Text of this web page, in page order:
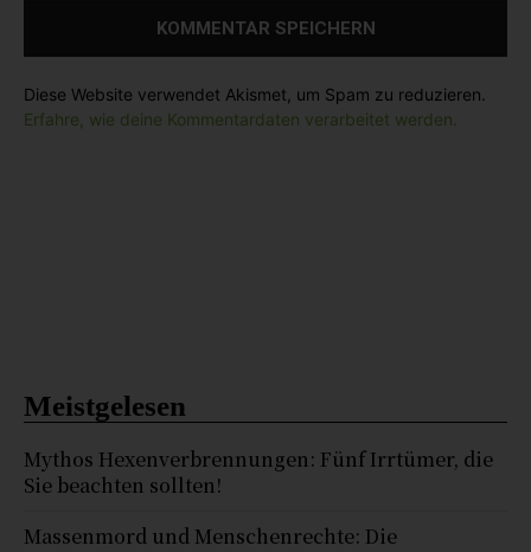
Diese Website verwendet Akismet, um Spam zu reduzieren.
Erfahre, wie deine Kommentardaten verarbeitet werden.
Meistgelesen
Mythos Hexenverbrennungen: Fünf Irrtümer, die
Sie beachten sollten!
Massenmord und Menschenrechte: Die